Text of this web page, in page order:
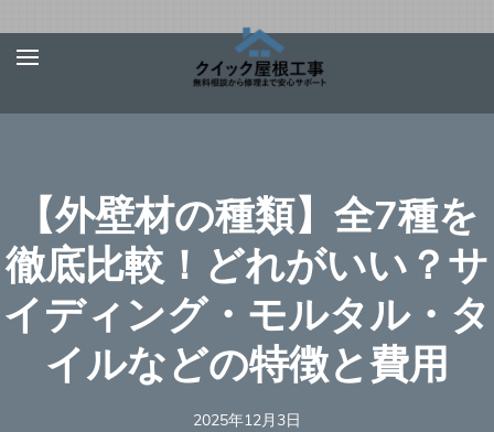
Skip
content
雨漏りの修理
樋、雨漏りの修理を
行う地元の優良工事
業者を完全無料でご
紹介！あらゆる屋根
材（瓦、スレート、
板金、トタン、コロ
【外壁材の種類】全7種を
徹底比較！どれがいい？サ
イディング・モルタル・タ
イルなどの特徴と費用
2025年12月3日